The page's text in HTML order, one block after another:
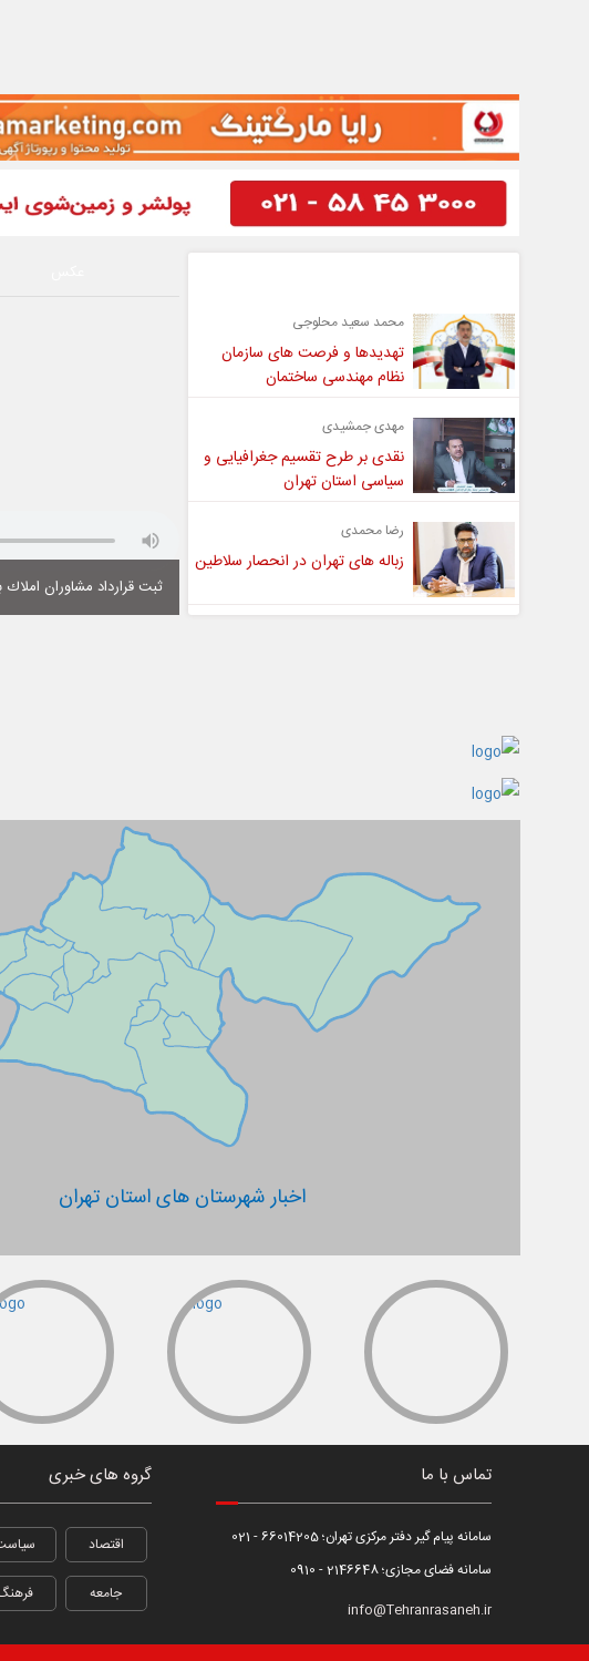
محمد سعید محلوجی
تهدیدها و فرصت های سازمان
نظام مهندسی ساختمان
مهدی جمشیدی
نقدی بر طرح تقسیم جغرافیایی و
سیاسی استان تهران
رضا محمدی
زباله های تهران در انحصار سلاطین
ثبت قرارداد مشاوران
اخبار شهرستان های استان تهران
تماس با ما
سامانه پیام گیر دفتر مرکزی تهران؛ 66014205 - 021
سامانه فضای مجازی؛ 2146648 - 0910
info@Tehranrasaneh.ir
گروه های خبری
اقتصاد
جامعه